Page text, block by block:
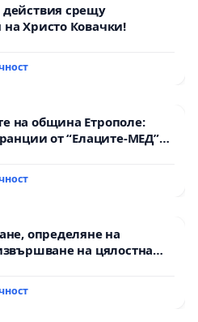
срещу
Христо Ковачки!
на община Етрополе:
от “Елаците-МЕД”
се изпълнят всички
определяне на
на цялостна
път между